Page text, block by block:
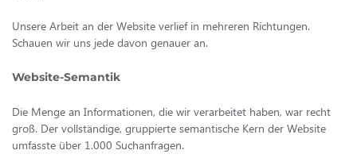
Unsere Arbeit an der Website verlief in mehreren Richtungen.
Schauen wir uns jede davon genauer an.
Website-Semantik
Die Menge an Informationen, die wir verarbeitet haben, war recht
groß. Der vollständige, gruppierte semantische Kern der Website
umfasste über 1.000 Suchanfragen.